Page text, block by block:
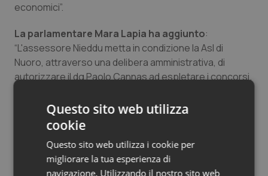
economici”.
La parlamentare Mara Lapia ha aggiunto:
“L'assessore Nieddu metta in condizione la Asl di
Nuoro, attraverso una delibera amministrativa, di
autorizzare il dg Paolo Cannas ad espletare i concorsi.
l'ospedale di Nuoro o se farlo morire”.
Sull’incontro con il sottosegretario, il Sindaco del
Comune di Nuoro Andrea Sodduha reso noto: “Ho
esposto al sottosegretario Costa le carenze con cui
Questo sito web utilizza
cookie
Questo sito web utilizza i cookie per
migliorare la tua esperienza di
navigazione. Utilizzando il nostro sito web